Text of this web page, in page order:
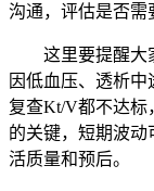
沟通，评估是否需
这里要提醒大
因低血压、透析
复查Kt/V都不达
的关键，短期波动
活质量和预后。